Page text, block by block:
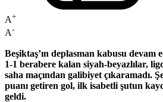
A+
A-
Beşiktaş’ın deplasman kabusu devam
1-1 berabere kalan siyah-beyazlılar,
saha maçından galibiyet çıkaramadı.
puanı getiren gol, ilk isabetli şutun
geldi.